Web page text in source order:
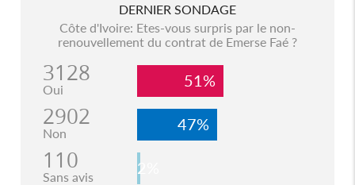
DERNIER SONDAGE
Côte d'Ivoire: Etes-vous surpris par le non-
renouvellement du contrat de Emerse Faé ?
3128
Oui 51%
2902
Non 47%
110
Sans avis 2%